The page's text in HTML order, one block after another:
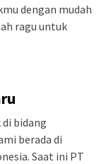
dengan mudah
ragu untuk
bidang
berada di
Saat ini PT